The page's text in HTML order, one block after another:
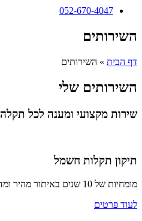
052-670-4047
השירותים
דף הבית » השירותים
השירותים שלי
שירות מקצועי ומענה לכל תקלה
תיקון תקלות חשמל
מומחיות של 10 שנים באיתור מהיר ומדויק של תקלות חשמל, החל מקצרים ועומס יתר ועד לבעיות הארקה. אני מטפל בכל סוגי התקלות במקצועיות רבה תוך שימוש בציוד מתקדם והקפדה על בטיחות ותקנים.
לעוד פרטים